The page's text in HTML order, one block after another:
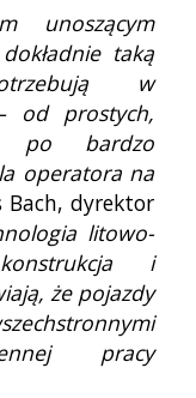
unoszącym
taką
w
od prostych,
po bardzo
operatora na
dyrektor
litowo-
i
że pojazdy
pracy